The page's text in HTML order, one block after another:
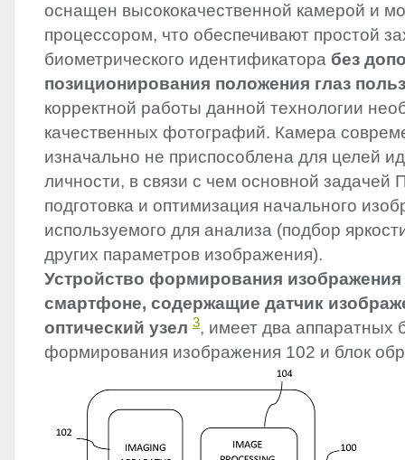
оснащен высококачественной камерой и
процессором, что обеспечивают простой
биометрического идентификатора без
позиционирования положения глаз
корректной работы данной технологии
качественных фотографий. Камера
изначально не приспособлена для целей
личности, в связи с чем основной задачей
подготовка и оптимизация начального
используемого для анализа (подбор
других параметров изображения).
Устройство формирования
смартфоне, содержащие датчик
оптический узел 3, имеет два аппаратных
формирования изображения 102 и блок